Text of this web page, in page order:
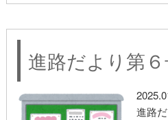
進
定
状
況”
の
進路だより第
進路